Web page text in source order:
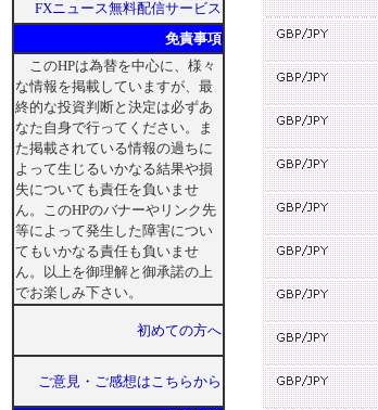
FXニュース無料配信サービス
免責事項
このHPは為替を中心に、様々
な情報を掲載していますが、最
終的な投資判断と決定は必ずあ
なた自身で行ってください。ま
た掲載されている情報の過ちに
よって生じるいかなる結果や損
失についても責任を負いませ
ん。このHPのバナーやリンク先
等によって発生した障害につい
てもいかなる責任も負いませ
ん。以上を御理解と御承諾の上
でお楽しみ下さい。
初めての方へ
ご意見・ご感想はこちらから